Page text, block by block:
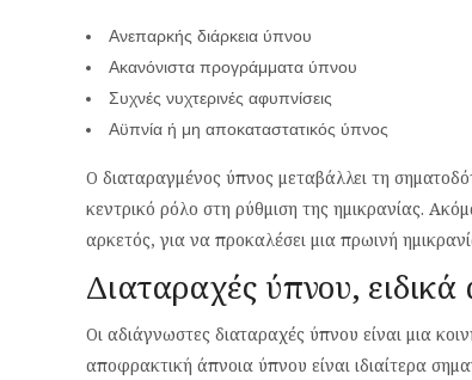
Ανεπαρκής διάρκεια ύπνου
Ακανόνιστα προγράμματα ύπνου
Συχνές νυχτερινές αφυπνίσεις
Αϋπνία ή μη αποκαταστατικός ύπνος
Ο διαταραγμένος ύπνος μεταβάλλει τη
κεντρικό ρόλο στη ρύθμιση της ημικρανίας.
αρκετός, για να προκαλέσει μια πρωινή
Διαταραχές ύπνου,
Οι αδιάγνωστες διαταραχές ύπνου είναι μια
αποφρακτική άπνοια ύπνου είναι ιδιαίτερα